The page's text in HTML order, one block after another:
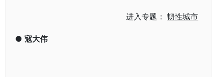
进入专题：韧性城市
● 寇大伟